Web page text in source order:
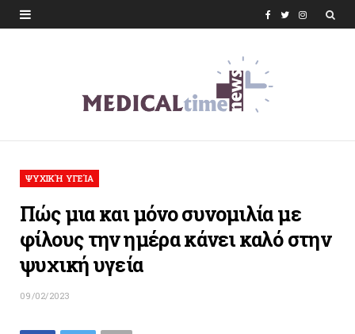
T I
m
ΨΥΧΙΚΉ ΥΓΕΊΑ
Πώς μια και μόνο συνομιλία με
φίλους την ημέρα κάνει καλό στην
ψυχική υγεία
09/02/2023